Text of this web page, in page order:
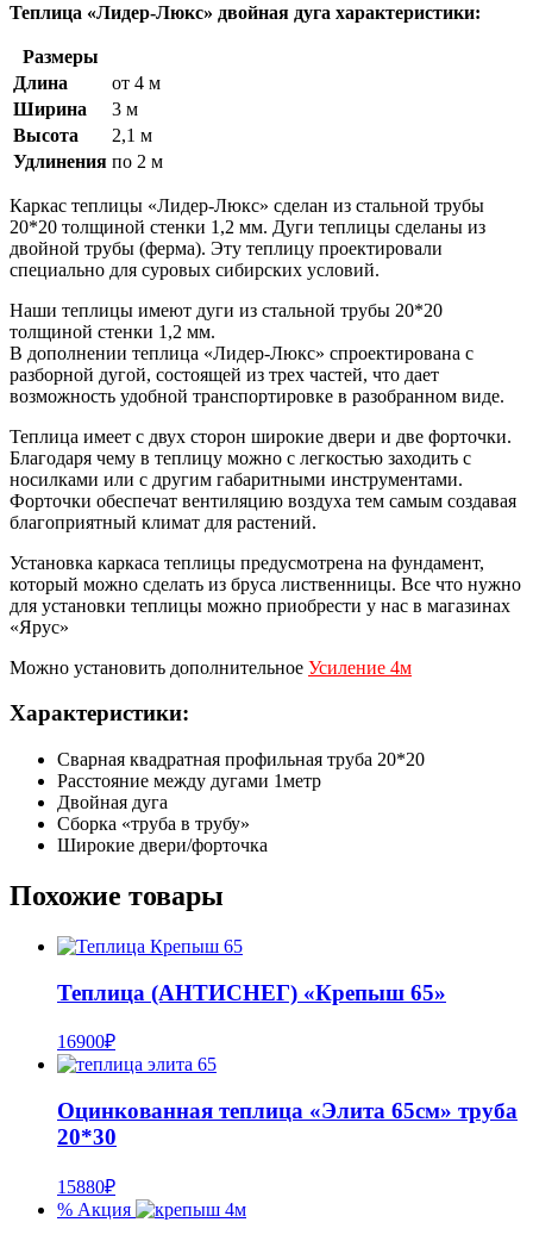
Теплица «Лидер-Люкс» двойная дуга характеристики:
Размеры
Длина
от 4 м
Ширина
3 м
Высота
2,1 м
Удлинения по 2 м
Каркас теплицы «Лидер-Люкс» сделан из стальной трубы
20*20 толщиной стенки 1,2 мм. Дуги теплицы сделаны из
двойной трубы (ферма). Эту теплицу проектировали
специально для суровых сибирских условий.
Наши теплицы имеют дуги из стальной трубы 20*20
толщиной стенки 1,2 мм.
В дополнении теплица «Лидер-Люкс» спроектирована с
разборной дугой, состоящей из трех частей, что дает
возможность удобной транспортировке в разобранном виде.
Теплица имеет с двух сторон широкие двери и две форточки.
Благодаря чему в теплицу можно с легкостью заходить с
носилками или с другим габаритными инструментами.
Форточки обеспечат вентиляцию воздуха тем самым создавая
благоприятный климат для растений.
Установка каркаса теплицы предусмотрена на фундамент,
который можно сделать из бруса лиственницы. Все что нужно
для установки теплицы можно приобрести у нас в магазинах
«Ярус»
Можно установить дополнительное Усиление 4м
Характеристики:
Сварная квадратная профильная труба 20*20
Расстояние между дугами 1метр
Двойная дуга
Сборка «труба в трубу»
Широкие двери/форточка
Похожие товары
Теплица (АНТИСНЕГ) «Крепыш 65»
16900₽
Оцинкованная теплица «Элита 65см» труба
20*30
15880₽
% Акция